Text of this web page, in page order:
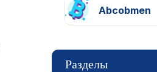
Abcobmen
Разделы